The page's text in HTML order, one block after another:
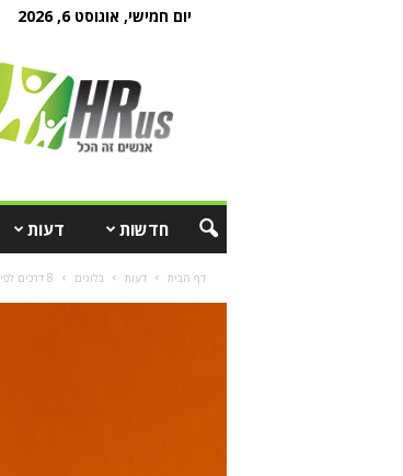
יום חמישי, אוגוסט 6, 2026
חדשות דעות
דף הבית דעות בלוגים 8 דרכים לפיתוח אסטרטגיית משאבי אנוש גלובלית יעילה